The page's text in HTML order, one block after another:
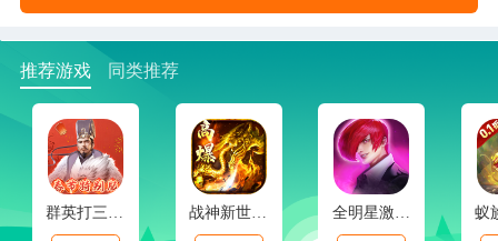
推荐游戏 同类推荐
群英打三国(0.1春节特别版) 战神新世纪(免赞沉默开荒) 全明星激斗(内置0.1折新春版)